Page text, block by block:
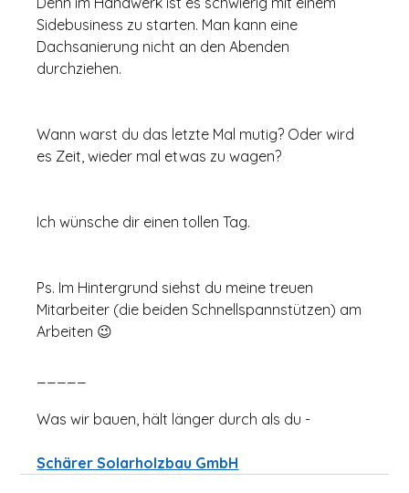
Sidebusiness zu starten. Man kann eine
Dachsanierung nicht an den Abenden
durchziehen.
Wann warst du das letzte Mal mutig? Oder wird
es Zeit, wieder mal etwas zu wagen?
Ich wünsche dir einen tollen Tag.
Ps. Im Hintergrund siehst du meine treuen
Mitarbeiter (die beiden Schnellspannstützen) am
Arbeiten 😉
Was wir bauen, hält länger durch als du -
Schärer Solarholzbau GmbH